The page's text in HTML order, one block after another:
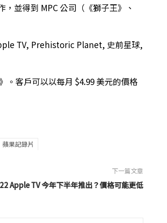
並得到 MPC 公司（《獅子王》、
。客戶可以以每月 $4.99 美元的價格
蘋果記錄片
下一篇文章
Apple TV 今年下半年推出？價格可能更低